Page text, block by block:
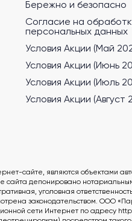
Бережно и безопасно
Согласие на
персональных данных
Условия Акции (Май
Условия Акции (Июнь
Условия Акции (Июль
Условия Акции (Август
сайте, являются объектами
депонировано
уголовная
законодательством. ООО
сети Интернет по адресу